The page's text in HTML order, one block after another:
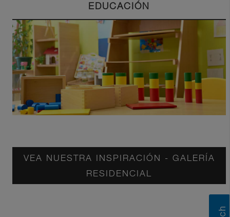
EDUCACIÓN
VEA NUESTRA INSPIRACIÓN - GALERÍA
RESIDENCIAL